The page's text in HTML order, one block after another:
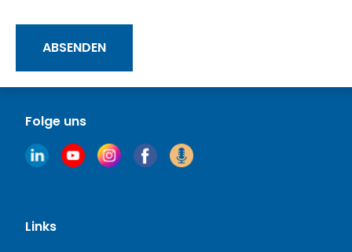
Folge uns
Links
ABSENDEN